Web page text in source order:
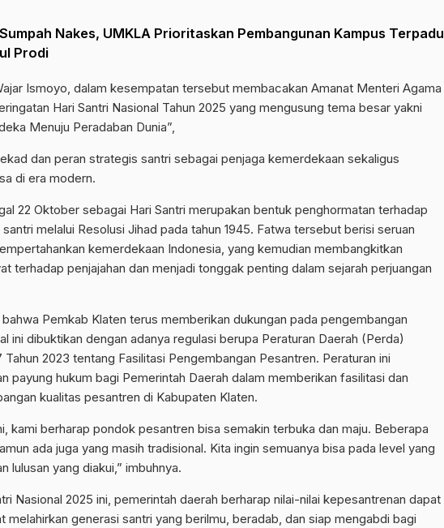
Nakes, UMKLA Prioritaskan Pembangunan Kampus Terpadu
Prodi
Ismoyo, dalam kesempatan tersebut membacakan Amanat Menteri Agama
Hari Santri Nasional Tahun 2025 yang mengusung tema besar yakni
Menuju Peradaban Dunia”,
dan peran strategis santri sebagai penjaga kemerdekaan sekaligus
di era modern.
22 Oktober sebagai Hari Santri merupakan bentuk penghormatan terhadap
melalui Resolusi Jihad pada tahun 1945. Fatwa tersebut berisi seruan
kemerdekaan Indonesia, yang kemudian membangkitkan
terhadap penjajahan dan menjadi tonggak penting dalam sejarah perjuangan
Pemkab Klaten terus memberikan dukungan pada pengembangan
ini dibuktikan dengan adanya regulasi berupa Peraturan Daerah (Perda)
2023 tentang Fasilitasi Pengembangan Pesantren. Peraturan ini
payung hukum bagi Pemerintah Daerah dalam memberikan fasilitasi dan
kualitas pesantren di Kabupaten Klaten.
kami berharap pondok pesantren bisa semakin terbuka dan maju. Beberapa
ada juga yang masih tradisional. Kita ingin semuanya bisa pada level yang
lulusan yang diakui,” imbuhnya.
Nasional 2025 ini, pemerintah daerah berharap nilai-nilai kepesantrenan dapat
melahirkan generasi santri yang berilmu, beradab, dan siap mengabdi bagi